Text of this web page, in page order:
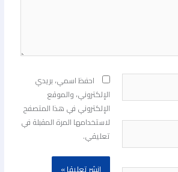
احفظ اسمي، بريدي
الإلكتروني، والموقع
الإلكتروني في هذا المتصفح
لاستخدامها المرة المقبلة في
تعليقي.